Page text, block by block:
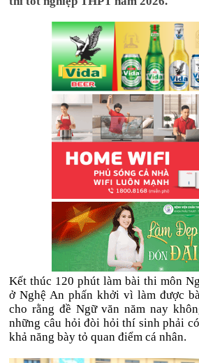
Kết thúc 120 phút làm bài thi môn
ở Nghệ An phấn khởi vì làm được
cho rằng đề Ngữ văn năm nay
những câu hỏi đòi hỏi thí sinh phải
khả năng bày tỏ quan điểm cá nhân.